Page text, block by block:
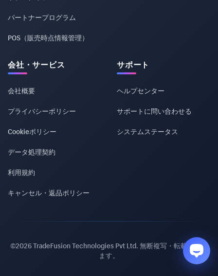
パートナープログラム
POS（販売時点情報管理）
会社・サービス
会社概要
プライバシーポリシー
Cookieポリシー
データ処理契約
利用規約
キャンセル・返品ポリシー
サポート
ヘルプセンター
サポートに問い合わせる
システムステータス
©2026 TradeFusion Technologies Pvt Ltd. 無断複写・転載を禁じ
ます。